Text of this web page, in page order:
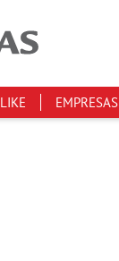
LIKE EMPRESAS